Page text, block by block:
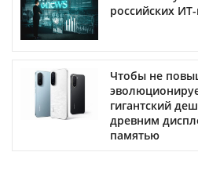
российских
Чтобы не
гигантский
древним
памятью